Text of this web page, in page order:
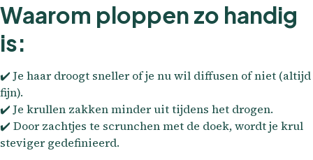
Waarom ploppen zo handig
is:
✔️ Je haar droogt sneller of je nu wil diffusen of niet (altijd
fijn).
✔️ Je krullen zakken minder uit tijdens het drogen.
✔️ Door zachtjes te scrunchen met de doek, wordt je krul
steviger gedefinieerd.